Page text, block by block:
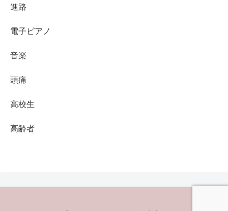
進路
電子ピアノ
音楽
頭痛
高校生
高齢者